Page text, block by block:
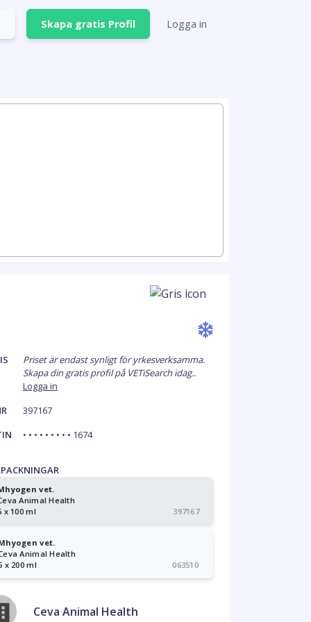
Skapa gratis Profil Logga in
Priset är endast synligt för yrkesverksamma.
Skapa din gratis profil på VETiSearch idag..
Logga in
397167
• • • • • • • • • 1674
vet.
Animal Health
x 100 ml
397167
vet.
Animal Health
x 200 ml
063510
Ceva Animal Health